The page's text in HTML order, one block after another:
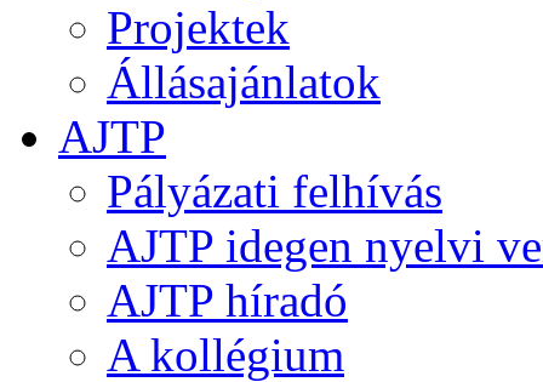
Projektek
Állásajánlatok
AJTP
Pályázati felhívás
AJTP idegen nyelvi
AJTP híradó
A kollégium